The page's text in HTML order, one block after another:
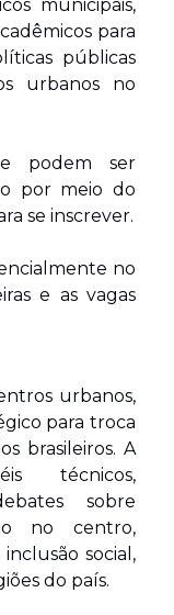
municipais,
para
públicas
urbanos no
podem ser
por meio do
no
e as vagas
urbanos,
para troca
brasileiros. A
técnicos,
sobre
no centro,
social,
do país.